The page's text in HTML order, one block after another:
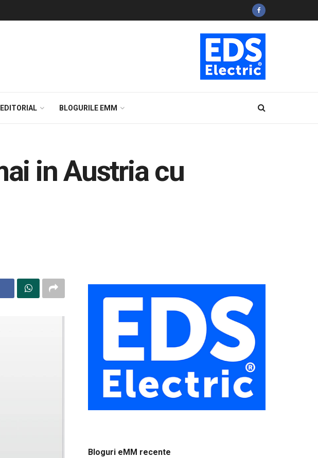
EDITORIAL BLOGURILE EMM
in Austria cu
Bloguri eMM recente